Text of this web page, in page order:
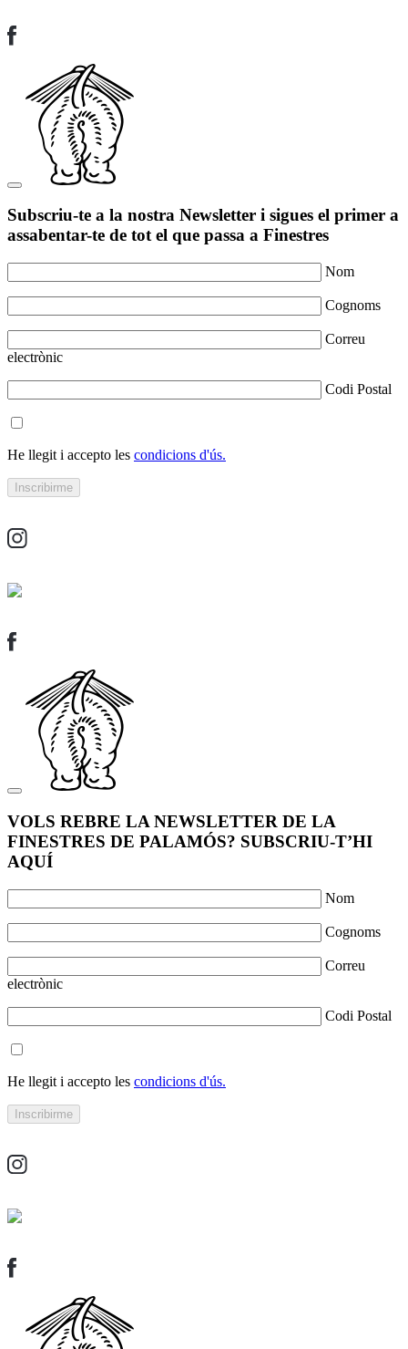
Subscriu-te a la nostra Newsletter i sigues el primer a
assabentar-te de tot el que passa a Finestres
Nom
Cognoms
Correu
electrònic
Codi Postal
He llegit i accepto les condicions d'ús.
VOLS REBRE LA NEWSLETTER DE LA
FINESTRES DE PALAMÓS? SUBSCRIU-T’HI
AQUÍ
Nom
Cognoms
Correu
electrònic
Codi Postal
He llegit i accepto les condicions d'ús.